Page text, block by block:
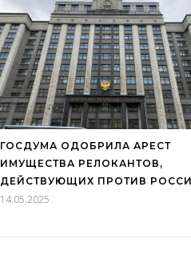
ГОСДУМА ОДОБРИЛА АРЕСТ
ИМУЩЕСТВА РЕЛОКАНТОВ,
ДЕЙСТВУЮЩИХ ПРОТИВ
14.05.2025